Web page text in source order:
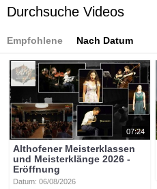
Themen » Motorsport
Themen
motortv-Sendung
Tags:
btv-kärnten
btv kärnten
motortv
mg_hs_hybrid+
audi_q3
Durchsuche Videos
Empfohlene Nach Datum
07:24
Althofener Meisterklassen
und Meisterklänge 2026 -
Eröffnung
Datum: 06/08/2026